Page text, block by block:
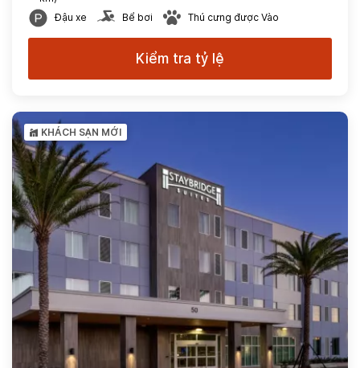
Đậu xe
Bể bơi Thú cưng được Vào
Kiểm tra tỷ lệ
KHÁCH SẠN MỚI